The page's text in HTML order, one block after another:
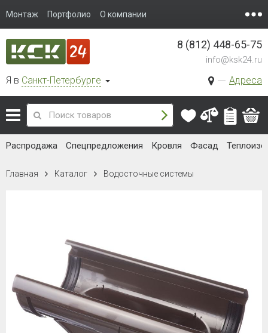
Монтаж Портфолио О компании
Я в Санкт-Петербурге Адреса
8 (812) 448-65-75
info@ksk24.ru
Распродажа Спецпредложения Кровля Фасад
Главная Каталог Водосточные системы